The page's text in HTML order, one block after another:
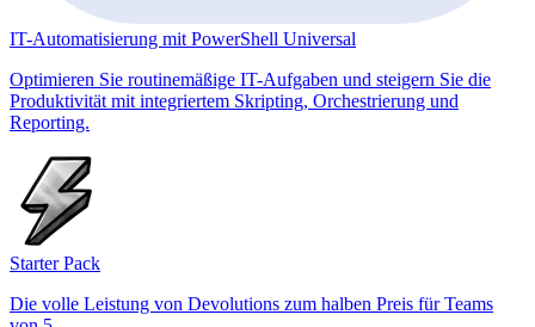
IT-Automatisierung mit PowerShell Universal
Optimieren Sie routinemäßige IT-Aufgaben und steigern Sie die
Produktivität mit integriertem Skripting, Orchestrierung und
Reporting.
Starter Pack
Die volle Leistung von Devolutions zum halben Preis für Teams